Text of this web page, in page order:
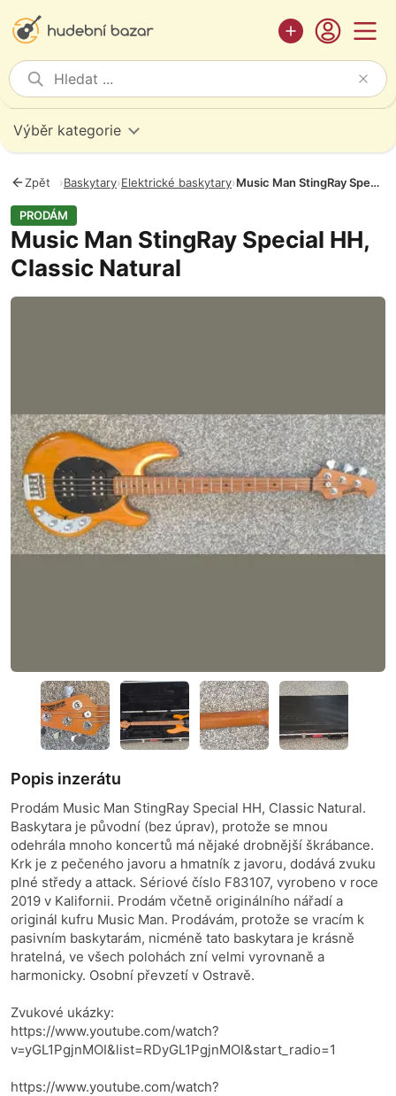
Výběr kategorie
Zpět ›Baskytary›Elektrické baskytary› Music Man StingRay Special HH, Classic Natural
PRODÁM
Music Man StingRay Special HH,
Classic Natural
Fotografie
Popis inzerátu
Prodám Music Man StingRay Special HH, Classic Natural.
Baskytara je původní (bez úprav), protože se mnou
odehrála mnoho koncertů má nějaké drobnější škrábance.
Krk je z pečeného javoru a hmatník z javoru, dodává zvuku
plné středy a attack. Sériové číslo F83107, vyrobeno v roce
2019 v Kalifornii. Prodám včetně originálního nářadí a
originál kufru Music Man. Prodávám, protože se vracím k
pasivním baskytarám, nicméně tato baskytara je krásně
hratelná, ve všech polohách zní velmi vyrovnaně a
harmonicky. Osobní převzetí v Ostravě.
Zvukové ukázky:
https://www.youtube.com/watch?
v=yGL1PgjnMOI&list=RDyGL1PgjnMOI&start_radio=1
https://www.youtube.com/watch?